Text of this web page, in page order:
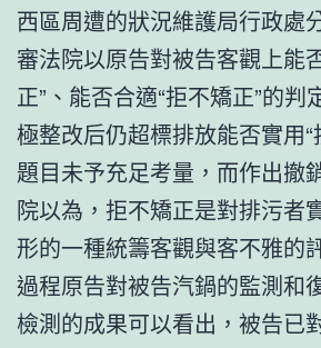
西區周遭的狀況維護局行政處
審法院以原告對被告客觀上能
正”、能否合適“拒不矯正”的判
極整改后仍超標排放能否實用
題目未予充足考量，而作出撤
院以為，拒不矯正是對排污者
形的一種統籌客觀與客不雅的
過程原告對被告汽鍋的監測和
檢測的成果可以看出，被告已